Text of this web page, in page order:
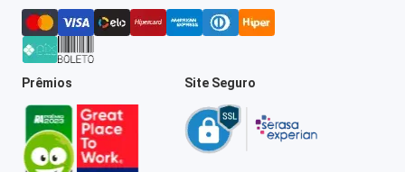
Prêmios Site Seguro